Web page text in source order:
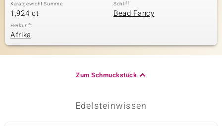
Karatgewicht Summe
1,924 ct
Schliff
Bead Fancy
Herkunft
Afrika
Zum Schmuckstück
Edelsteinwissen